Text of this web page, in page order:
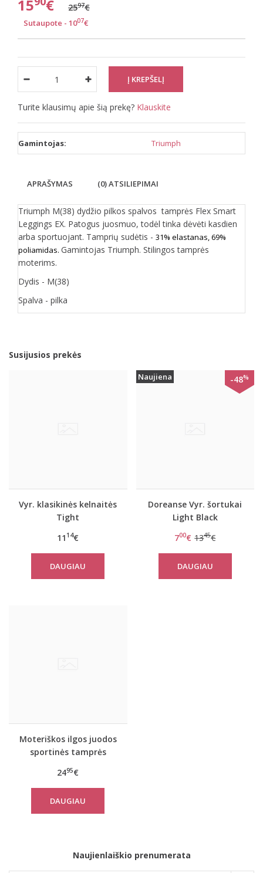
15 € 2597€
Sutaupote - 1007€
Turite klausimų apie šią prekę? Klauskite
Gamintojas: Triumph
APRAŠYMAS (0) ATSILIEPIMAI
Triumph M(38) dydžio pilkos spalvos tamprės Flex Smart
Leggings EX. Patogus juosmuo, todėl tinka dėvėti kasdien
arba sportuojant. Tamprių sudėtis - 31% elastanas, 69%
poliamidas. Gamintojas Triumph. Stilingos tamprės
moterims.
Dydis - M(38)
Spalva - pilka
Susijusios prekės
Vyr. klasikinės kelnaitės
Tight
11 14€
DAUGIAU
Naujiena -48%
Doreanse Vyr. šortukai
Light Black
700€ 1345€
DAUGIAU
Moteriškos ilgos juodos
sportinės tamprės
2495€
DAUGIAU
Naujienlaiškio prenumerata